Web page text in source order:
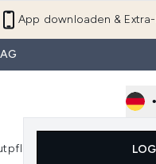
App downloaden &
•
(Neu & Trending) Untermenü Anmelden